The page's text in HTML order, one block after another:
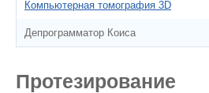
Компьютерная томография 3D
Депрограмматор Коиса
Протезирование